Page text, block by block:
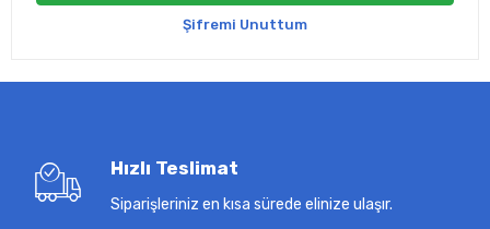
Şifremi Unuttum
Hızlı Teslimat
Siparişleriniz en kısa sürede elinize ulaşır.